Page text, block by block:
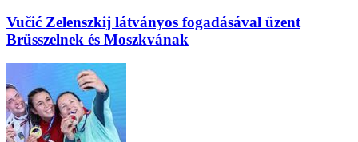
Vučić Zelenszkij látványos fogadásával üzent
Brüsszelnek és Moszkvának